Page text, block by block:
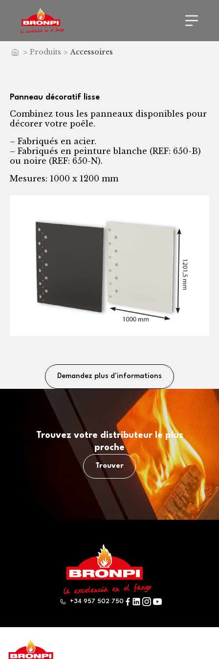
Accueil
> Produits > Accessoires
Panneau décoratif lisse
Combinez tous les panneaux disponibles pour
décorer votre poêle.
– Fabriqués en acier.
– Fabriqués en peinture blanche (REF: 650-B)
ou noire (REF: 650-N).
Mesures: 1000 x 1200 mm
Demandez plus d'informations
Trouvez votre distributeur le plus
proche
Trouver
+34 957 502 750
Produits